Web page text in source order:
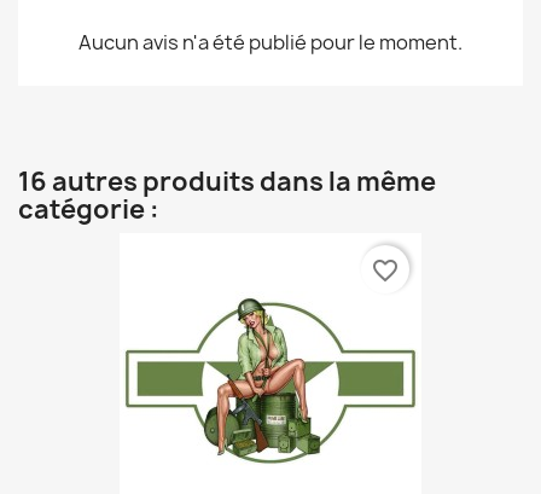
Aucun avis n'a été publié pour le moment.
16 autres produits dans la même
catégorie :
favorite_border